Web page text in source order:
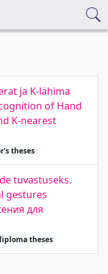
ja K-lähima
of Hand
K-nearest
theses
tuvastuseks.
gestures
для
theses